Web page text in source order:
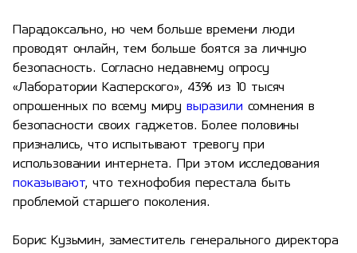
Парадоксально, но чем больше времени люди
проводят онлайн, тем больше боятся за личную
безопасность. Согласно недавнему опросу
«Лаборатории Касперского», 43% из 10 тысяч
опрошенных по всему миру выразили сомнения в
безопасности своих гаджетов. Более половины
признались, что испытывают тревогу при
использовании интернета. При этом исследования
показывают, что технофобия перестала быть
проблемой старшего поколения.
Борис Кузьмин, заместитель генерального директора